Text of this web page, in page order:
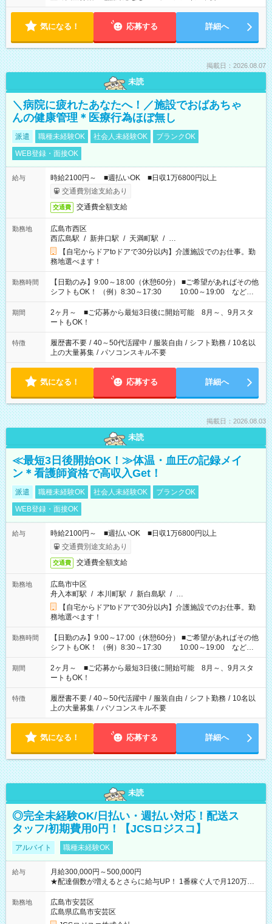
気になる！ 応募する 詳細へ
掲載日：2026.08.07
未読
＼病院に疲れたあなたへ！／施設でおばあちゃ
んの健康管理＊医療行為ほぼ無し
派遣 職種未経験OK 社会人未経験OK
ブランクOK
WEB登録・面接OK
給与
時給2100円～ ■週払いOK ■日収1万6800円以上
交通費別途支給あり
交通費 交通費全額支給
勤務地
広島市西区
西広島駅 / 新井口駅 / 天満町駅 / …
【自宅からドアtoドアで30分以内】介護施設でのお仕事。勤
務地選べます！
勤務時間
【日勤のみ】9:00～18:00（休憩60分） ■ご希望があればその他
シフトもOK！ （例）8:30～17:30 10:00～19:00 など
「家族とお休みを合わせたい」 「できれば残業はしたくない」
など、あなたのご希望に沿ったお仕事をご紹介します！ ※Wワ
ーク希望の方へ 今ご覧のお仕事で希望する勤務時間と、もう1つ
のお仕事の勤務時間。 合計で週40時間を超える場合は応募でき
ません
期間
2ヶ月～ ■ご応募から最短3日後に開始可能 8月～、9月スタ
ートもOK！
特徴 履歴書不要 / 40～50代活躍中 / 服装自由 / シフト勤務 / 10名以
上の大量募集 / パソコンスキル不要
気になる！ 応募する 詳細へ
掲載日：2026.08.03
未読
≪最短3日後開始OK！≫体温・血圧の記録メイ
ン＊看護師資格で高収入Get！
派遣 職種未経験OK 社会人未経験OK
ブランクOK
WEB登録・面接OK
給与
時給2100円～ ■週払いOK ■日収1万6800円以上
交通費別途支給あり
交通費 交通費全額支給
勤務地
広島市中区
舟入本町駅 / 本川町駅 / 新白島駅 / …
【自宅からドアtoドアで30分以内】介護施設でのお仕事。勤
務地選べます！
勤務時間
【日勤のみ】9:00～17:00（休憩60分） ■ご希望があればその他
シフトもOK！ （例）8:30～17:30 10:00～19:00 など
「家族とお休みを合わせたい」 「できれば残業はしたくない」
など、あなたのご希望に沿ったお仕事をご紹介します！ ※Wワ
ーク希望の方へ 今ご覧のお仕事で希望する勤務時間と、もう1つ
のお仕事の勤務時間。 合計で週40時間を超える場合は応募でき
ません
期間
2ヶ月～ ■ご応募から最短3日後に開始可能 8月～、9月スタ
ートもOK！
特徴 履歴書不要 / 40～50代活躍中 / 服装自由 / シフト勤務 / 10名以
上の大量募集 / パソコンスキル不要
気になる！ 応募する 詳細へ
未読
◎完全未経験OK/日払い・週払い対応！配送ス
タッフ/初期費用0円！【JCSロジスコ】
アルバイト 職種未経験OK
給与
月給300,000円～500,000円
★配達個数が増えるとさらに給与UP！ 1番稼ぐ人で月120万ほ
ど！ ・主要都市エリア 月収55万円／週5日稼働 月収65万~112
万円／週6日稼働 ・地方郊外エリア 月収40万円／週5日稼働 月
収40万円~50万円／週6日稼働 ＜モデルイメージ＞ ■月収50万
円 (27歳男性/江東区在住)※元建築関係 1日150個配達×25日勤務
勤務地
広島市安芸区
広島県広島市安芸区